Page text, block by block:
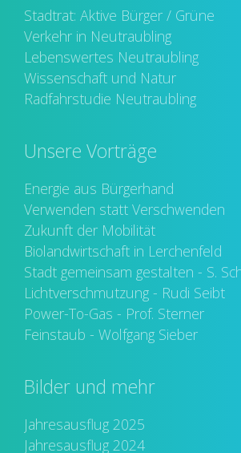
Stadtrat: Aktive Bürger / Grüne
Verkehr in Neutraubling
Lebenswertes Neutraubling
Wissenschaft und Natur
Radfahrstudie Neutraubling
Unsere Vorträge
Energie aus Bürgerhand
Verwenden statt Verschwenden
Zukunft der Mobilität
Biolandwirtschaft in Lerchenfeld
Stadt gemeinsam gestalten - S.
Lichtverschmutzung - Rudi Seibt
Power-To-Gas - Prof. Sterner
Feinstaub - Wolfgang Sieber
Bilder und mehr
Jahresausflug 2025
Jahresausflug 2024